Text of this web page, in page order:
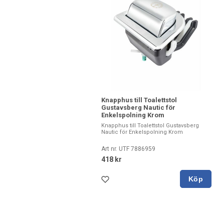
Knapphus till Toalettstol
Gustavsberg Nautic för
Enkelspolning Krom
Knapphus till Toalettstol Gustavsberg
Nautic för Enkelspolning Krom
Art nr. UTF 7886959
418 kr
Köp